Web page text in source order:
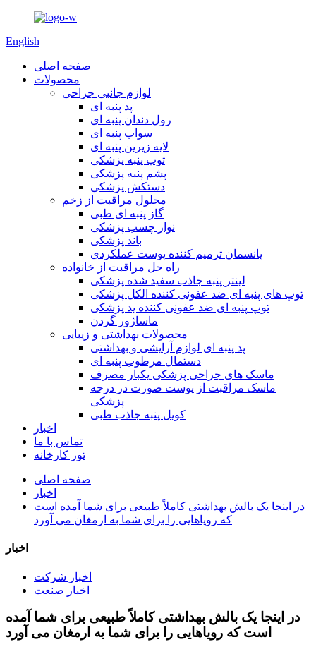
English
صفحه اصلی
محصولات
لوازم جانبی جراحی
پد پنبه ای
رول دندان پنبه ای
سواب پنبه ای
لایه زیرین پنبه ای
توپ پنبه پزشکی
پشم پنبه پزشکی
دستکش پزشکی
محلول مراقبت از زخم
گاز پنبه ای طبی
نوار چسب پزشکی
باند پزشکی
پانسمان ترمیم کننده پوست عملکردی
راه حل مراقبت از خانواده
لینتر پنبه جاذب سفید شده پزشکی
توپ های پنبه ای ضد عفونی کننده الکل پزشکی
توپ پنبه ای ضد عفونی کننده ید پزشکی
ماساژور گردن
محصولات بهداشتی و زیبایی
پد پنبه ای لوازم آرایشی و بهداشتی
دستمال مرطوب پنبه ای
ماسک های جراحی پزشکی یکبار مصرف
ماسک مراقبت از پوست صورت در درجه
پزشکی
کویل پنبه جاذب طبی
اخبار
تماس با ما
تور کارخانه
صفحه اصلی
اخبار
در اینجا یک بالش بهداشتی کاملاً طبیعی برای شما آمده است
که رویاهایی را برای شما به ارمغان می آورد
اخبار
اخبار شرکت
اخبار صنعت
در اینجا یک بالش بهداشتی کاملاً طبیعی برای شما آمده
است که رویاهایی را برای شما به ارمغان می آورد